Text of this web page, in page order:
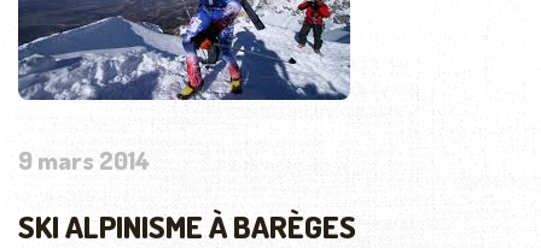
9 mars 2014
SKI ALPINISME À BARÈGES